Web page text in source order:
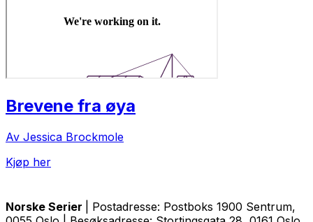
Brevene fra øya
Av Jessica Brockmole
Kjøp her
Norske Serier
| Postadresse: Postboks 1900 Sentrum,